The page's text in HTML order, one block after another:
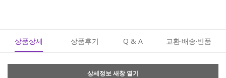
상품상세 상품후기 Q & A 교환·배송·반품
상세정보 새창 열기